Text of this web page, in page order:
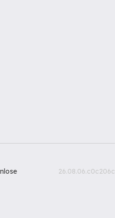
26.08.06.c0c206c